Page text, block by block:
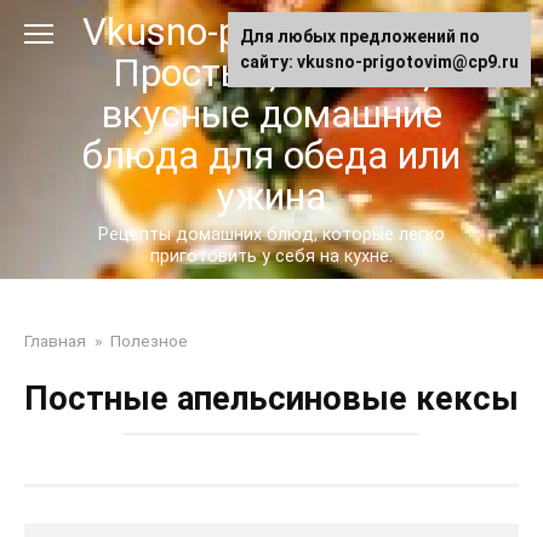
Vkusno-prigotovim.ru -
Простые, сытные,
вкусные домашние
блюда для обеда или
ужина
Рецепты домашних блюд, которые легко
приготовить у себя на кухне.
Главная » Полезное
Постные апельсиновые кексы
Для любых предложений по
сайту: vkusno-prigotovim@cp9.ru